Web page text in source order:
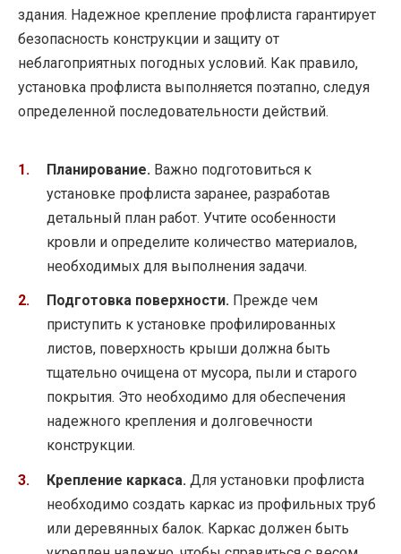
здания. Надежное крепление профлиста гарантирует
безопасность конструкции и защиту от
неблагоприятных погодных условий. Как правило,
установка профлиста выполняется поэтапно, следуя
определенной последовательности действий.
Планирование. Важно подготовиться к
установке профлиста заранее, разработав
детальный план работ. Учтите особенности
кровли и определите количество материалов,
необходимых для выполнения задачи.
Подготовка поверхности. Прежде чем
приступить к установке профилированных
листов, поверхность крыши должна быть
тщательно очищена от мусора, пыли и старого
покрытия. Это необходимо для обеспечения
надежного крепления и долговечности
конструкции.
Крепление каркаса. Для установки профлиста
необходимо создать каркас из профильных труб
или деревянных балок. Каркас должен быть